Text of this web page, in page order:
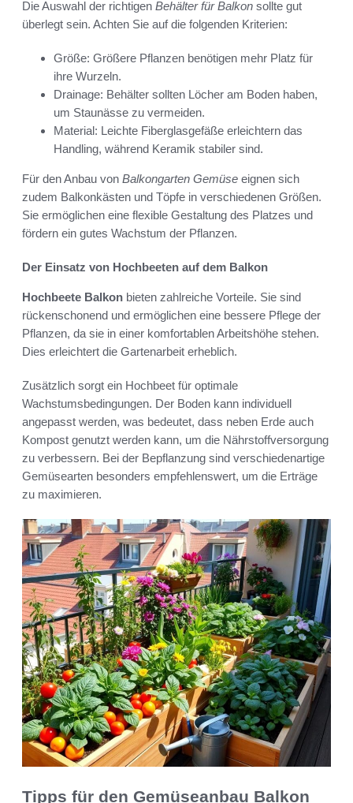
Die Auswahl der richtigen Behälter für Balkon sollte gut
überlegt sein. Achten Sie auf die folgenden Kriterien:
Größe: Größere Pflanzen benötigen mehr Platz für
ihre Wurzeln.
Drainage: Behälter sollten Löcher am Boden haben,
um Staunässe zu vermeiden.
Material: Leichte Fiberglasgefäße erleichtern das
Handling, während Keramik stabiler sind.
Für den Anbau von Balkongarten Gemüse eignen sich
zudem Balkonkästen und Töpfe in verschiedenen Größen.
Sie ermöglichen eine flexible Gestaltung des Platzes und
fördern ein gutes Wachstum der Pflanzen.
Der Einsatz von Hochbeeten auf dem Balkon
Hochbeete Balkon bieten zahlreiche Vorteile. Sie sind
rückenschonend und ermöglichen eine bessere Pflege der
Pflanzen, da sie in einer komfortablen Arbeitshöhe stehen.
Dies erleichtert die Gartenarbeit erheblich.
Zusätzlich sorgt ein Hochbeet für optimale
Wachstumsbedingungen. Der Boden kann individuell
angepasst werden, was bedeutet, dass neben Erde auch
Kompost genutzt werden kann, um die Nährstoffversorgung
zu verbessern. Bei der Bepflanzung sind verschiedenartige
Gemüsearten besonders empfehlenswert, um die Erträge
zu maximieren.
Tipps für den Gemüseanbau Balkon